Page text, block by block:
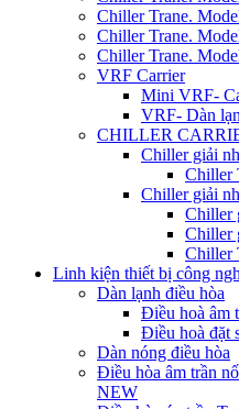
Chiller Trane.
Chiller Trane.
Chiller Trane.
VRF Carrier
Mini VRF-
VRF- Dàn
CHILLER
Chiller giải
Chiller
Chiller giải
Chiller
Chiller
Chiller
Linh kiện thiết bị công
Dàn lạnh điều hòa
Điều hoà âm
Điều hoà đặt
Dàn nóng điều hòa
Điều hòa âm trần
NEW